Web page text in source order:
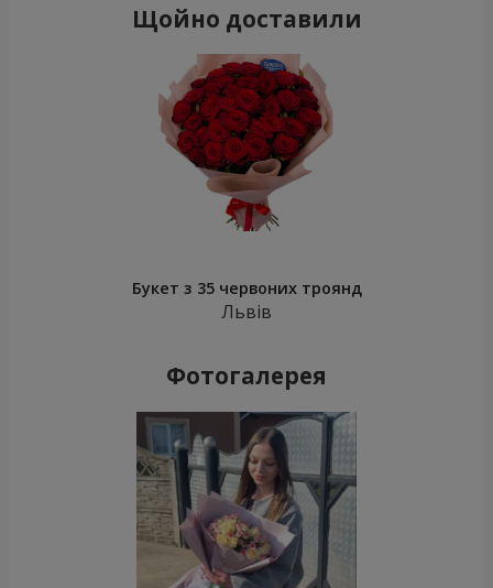
Щойно доставили
Букет з 35 червоних троянд
Львів
Фотогалерея